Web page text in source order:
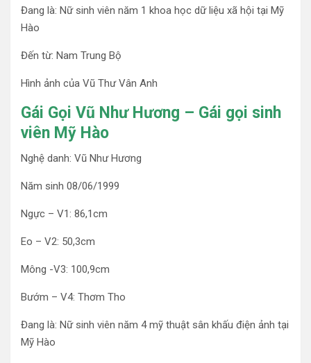
Đang là: Nữ sinh viên năm 1 khoa học dữ liệu xã hội tại Mỹ
Hào
Đến từ: Nam Trung Bộ
Hình ảnh của Vũ Thư Vân Anh
Gái Gọi Vũ Như Hương – Gái gọi sinh
viên Mỹ Hào
Nghệ danh: Vũ Như Hương
Năm sinh 08/06/1999
Ngực – V1: 86,1cm
Eo – V2: 50,3cm
Mông -V3: 100,9cm
Bướm – V4: Thơm Tho
Đang là: Nữ sinh viên năm 4 mỹ thuật sân khấu điện ảnh tại
Mỹ Hào